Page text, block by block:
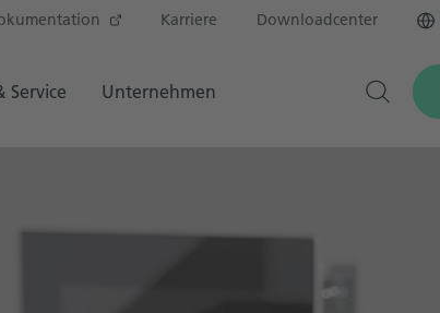
Karriere Downloadcenter
Service Unternehmen